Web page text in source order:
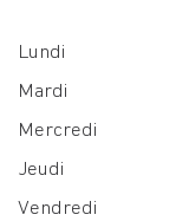
Lundi
Mardi
Mercredi
Jeudi
Vendredi